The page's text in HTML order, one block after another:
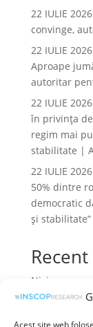
Acest site web
22 IULIE
convinge,
22 IULIE
Aproape
autoritar
22 IULIE
în privința
regim mai
stabilitate |
22 IULIE
50% dintre
democratic
și stabilitate”
Niciun